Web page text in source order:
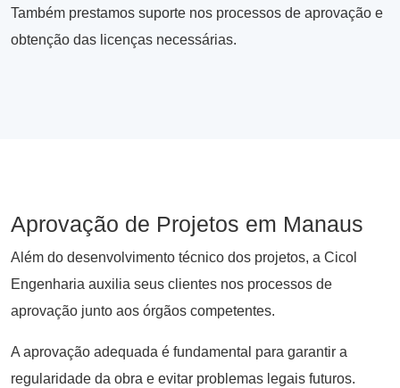
Também prestamos suporte nos processos de aprovação e
obtenção das licenças necessárias.
Aprovação de Projetos em Manaus
Além do desenvolvimento técnico dos projetos, a Cicol
Engenharia auxilia seus clientes nos processos de
aprovação junto aos órgãos competentes.
A aprovação adequada é fundamental para garantir a
regularidade da obra e evitar problemas legais futuros.